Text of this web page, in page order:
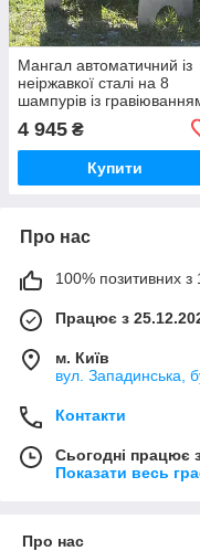
Мангал автоматичний із
неіржавкої сталі на 8
шампурів із
4 945 ₴
Купити
Про нас
100% позитивних з
Працює з
м. Київ
вул. Западинська,
Контакти
Сьогодні працює
Показати весь
Про нас